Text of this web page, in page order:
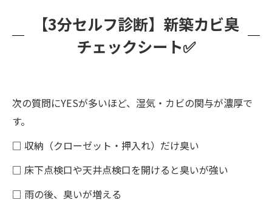
【3分セルフ診断】新築カビ臭
チェックシート✅
次の質問にYESが多いほど、湿気・カビの関与が濃厚で
す。
□ 収納（クローゼット・押入れ）だけ臭い
□ 床下点検口や天井点検口を開けると臭いが強い
□ 雨の後、臭いが増える